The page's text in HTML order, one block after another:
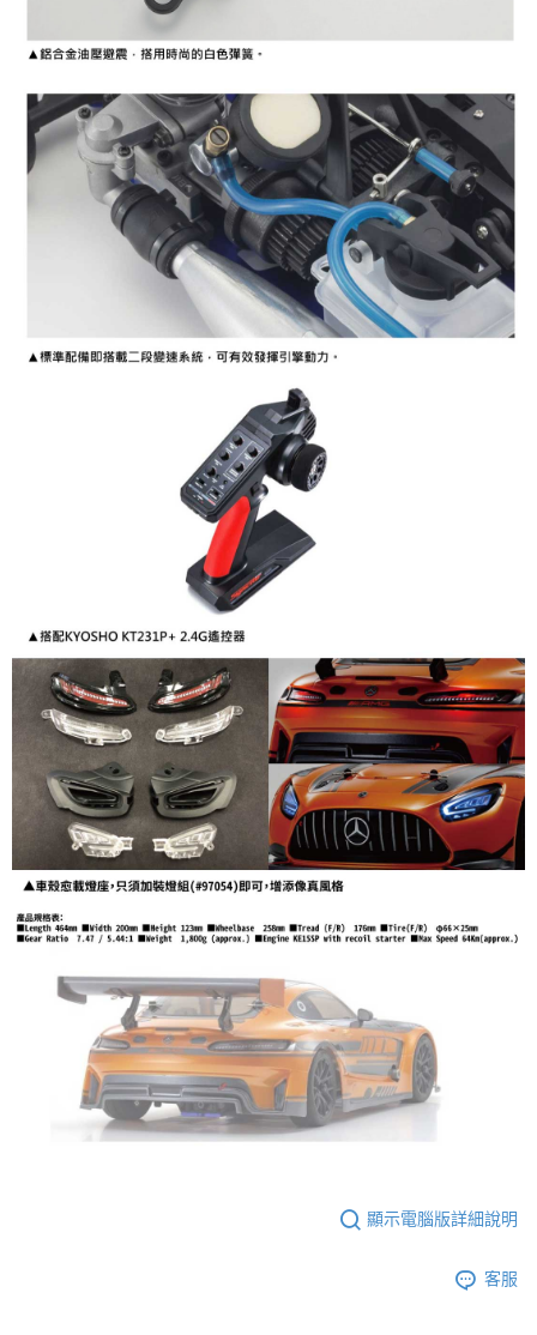
顯示電腦版詳細說明
客服